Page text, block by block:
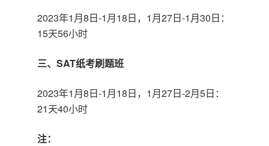
2023年1月8日-1月18日，1月27日-1月30日：
15天56小时
三、SAT纸考刷题班
2023年1月8日-1月18日，1月27日-2月5日：
21天40小时
注：